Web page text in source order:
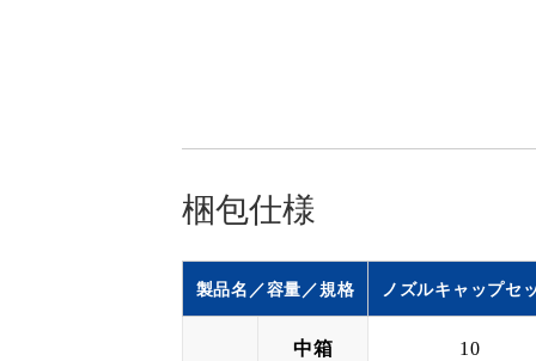
梱包仕様
製品名／容量／規格 ノズルキャップセ
中箱 10